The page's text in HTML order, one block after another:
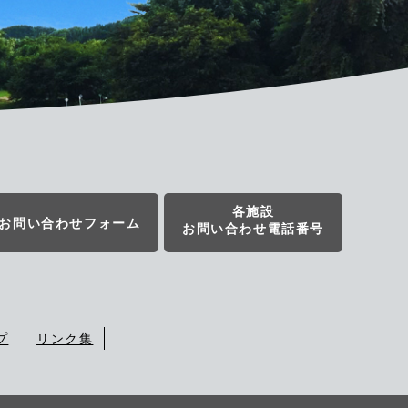
問い合わせフォーム
各施設
お問い合わせ電話番号
リンク集